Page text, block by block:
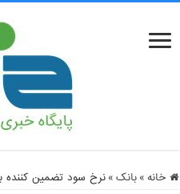
خانه » بانک » نرخ سود تضمین کننده